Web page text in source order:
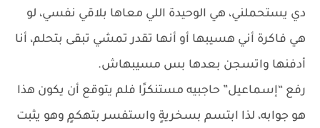
دي يستحملني، هي الوحيدة اللي معاها بلاقي نفسي، لو
هي فاكرة أني هسيبها أو أنها تقدر تمشي تبقى بتحلم، أنا
أدفنها واتسجن بعدها بس مسيبهاش.
رفع “إسماعيل” حاجبيه مستنكرًا فلم يتوقع أن يكون هذا
هو جوابه، لذا ابتسم بسخريةٍ واستفسر بتهكمٍ وهو يثبت